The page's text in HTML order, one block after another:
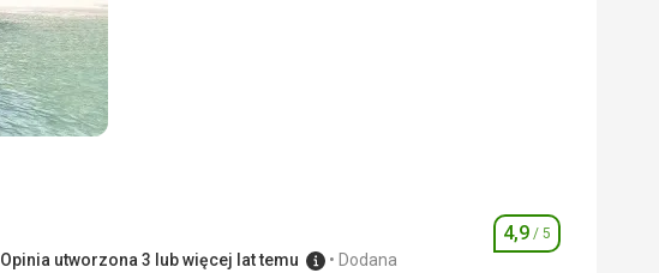
Ocena
4,9 / 5
Opinia utworzona 3 lub więcej lat temu
Dodana